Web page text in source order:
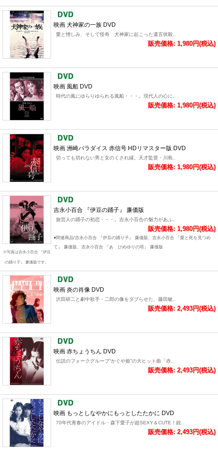
映画 犬神家の一族 DVD
愛と憎しみ、そして怪奇 犬神家に起こった遺言状殺..
販売価格: 1,980円(税込)
映画 風船 DVD
時代の風にゆらりゆられる風船・・・。現代人の心に..
販売価格: 1,980円(税込)
映画 洲崎パラダイス 赤信号 HDリマスター版 DVD
切っても切れない男と女のくされ縁。天才監督・川島..
販売価格: 1,980円(税込)
※写真は吉永小百合 『伊豆
の踊り子』 廉価版です。
吉永小百合 『伊豆の踊子』 廉価版
旅芸人の踊子の初恋・・・。吉永小百合の魅力があふ..
販売価格: 1,980円(税込)
●関連商品/吉永小百合 『伊豆の踊り子』 廉価版、吉永小百合 『愛と死を見つめ
て』 廉価版、吉永小百合 『あゝひめゆりの塔』 廉価版
映画 炎の肖像 DVD
沢田研二と劇中歌手・二郎の像をダブらせた、藤田敏..
販売価格: 2,493円(税込)
映画 赤ちょうちん DVD
伝説のフォークグループ“かぐや姫”の大ヒット曲「赤..
販売価格: 2,493円(税込)
映画 もっとしなやかにもっとしたたかに DVD
70年代青春のアイドル・森下愛子が超SEXY＆CUTE！鋭..
販売価格: 2,493円(税込)